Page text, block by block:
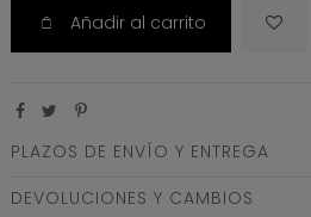
Añadir al carrito
PLAZOS DE ENVÍO Y ENTREGA
DEVOLUCIONES Y CAMBIOS